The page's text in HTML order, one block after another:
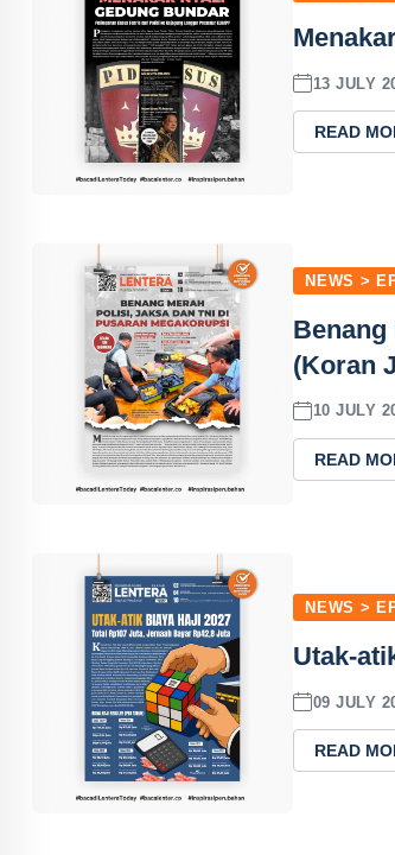
13 JULY
READ
NEWS >
Benang
(Koran
10 JULY
READ
NEWS >
Utak-
09 JULY
READ